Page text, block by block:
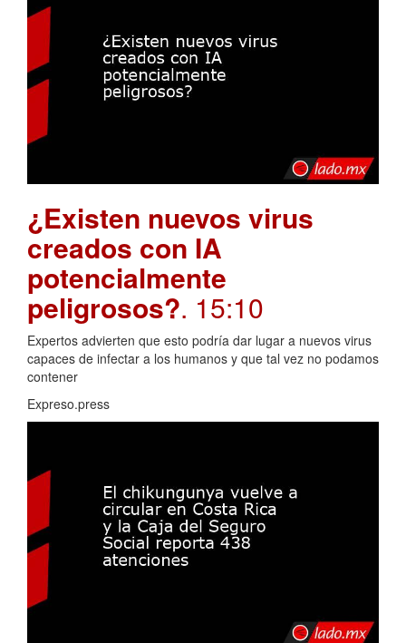
¿Existen nuevos virus
creados con IA
potencialmente
peligrosos?. 15:10
Expertos advierten que esto podría dar lugar a nuevos virus
capaces de infectar a los humanos y que tal vez no podamos
contener
Expreso.press